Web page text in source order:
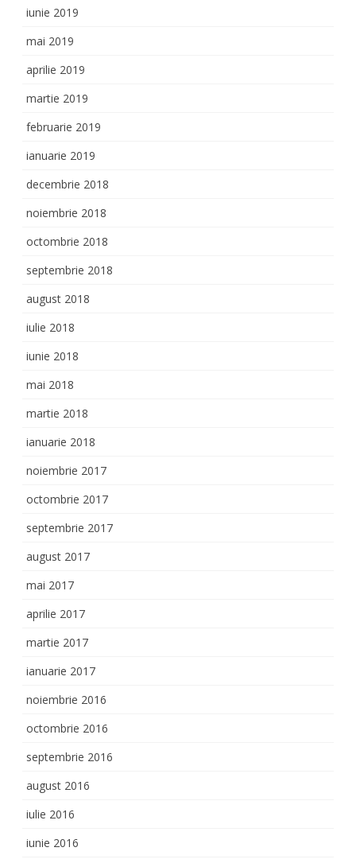
iunie 2019
mai 2019
aprilie 2019
martie 2019
februarie 2019
ianuarie 2019
decembrie 2018
noiembrie 2018
octombrie 2018
septembrie 2018
august 2018
iulie 2018
iunie 2018
mai 2018
martie 2018
ianuarie 2018
noiembrie 2017
octombrie 2017
septembrie 2017
august 2017
mai 2017
aprilie 2017
martie 2017
ianuarie 2017
noiembrie 2016
octombrie 2016
septembrie 2016
august 2016
iulie 2016
iunie 2016